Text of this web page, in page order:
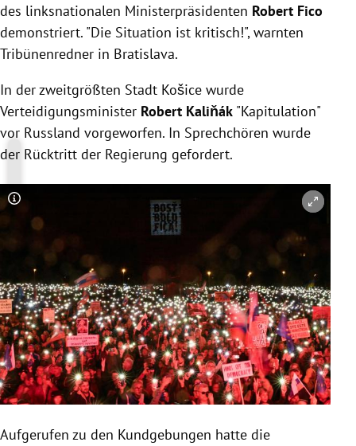
Untermenü
des linksnationalen Ministerpräsidenten Robert Fico
demonstriert. "Die Situation ist kritisch!", warnten
Tribünenredner in Bratislava.
In der zweitgrößten Stadt Košice wurde
Verteidigungsminister Robert Kaliňák "Kapitulation"
vor Russland vorgeworfen. In Sprechchören wurde
der Rücktritt der Regierung gefordert.
Copyright-Hinweis öffnen/schließen
Aufgerufen zu den Kundgebungen hatte die